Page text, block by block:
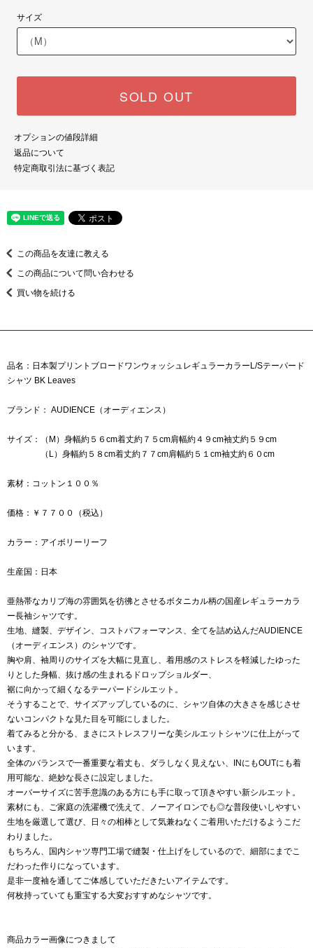
サイズ
SOLD OUT
オプションの値段詳細
返品について
特定商取引法に基づく表記
この商品を友達に教える
この商品について問い合わせる
買い物を続ける
品名：日本製プリントブロードワンウォッシュレギュラーカラーL/Sテーパード
シャツ BK Leaves
ブランド： AUDIENCE（オーディエンス）
サイズ：（M）身幅約５６cm着丈約７５cm肩幅約４９cm袖丈約５９cm
（L）身幅約５８cm着丈約７７cm肩幅約５１cm袖丈約６０cm
素材：コットン１００％
価格：￥７７００（税込）
カラー：アイボリーリーフ
生産国：日本
亜熱帯なカリブ海の雰囲気を彷彿とさせるボタニカル柄の国産レギュラーカラ
ー長袖シャツです。
生地、縫製、デザイン、コストパフォーマンス、全てを詰め込んだAUDIENCE
（オーディエンス）のシャツです。
胸や肩、袖周りのサイズを大幅に見直し、着用感のストレスを軽減したゆった
りとした身幅、抜け感の生まれるドロップショルダー、
裾に向かって細くなるテーパードシルエット。
そうすることで、サイズアップしているのに、シャツ自体の大きさを感じさせ
ないコンパクトな見た目を可能にしました。
着てみると分かる、まさにストレスフリーな美シルエットシャツに仕上がって
います。
全体のバランスで一番重要な着丈も、ダラしなく見えない、INにもOUTにも着
用可能な、絶妙な長さに設定しました。
オーバーサイズに苦手意識のある方にも手に取って頂きやすい新シルエット。
素材にも、ご家庭の洗濯機で洗えて、ノーアイロンでも◎な普段使いしやすい
生地を厳選して選び、日々の相棒として気兼ねなくご着用いただけるようこだ
わりました。
もちろん、国内シャツ専門工場で縫製・仕上げをしているので、細部にまでこ
だわった作りになっています。
是非一度袖を通してご体感していただきたいアイテムです。
何枚持っていても重宝する大変おすすめなシャツです。
商品カラー画像につきまして